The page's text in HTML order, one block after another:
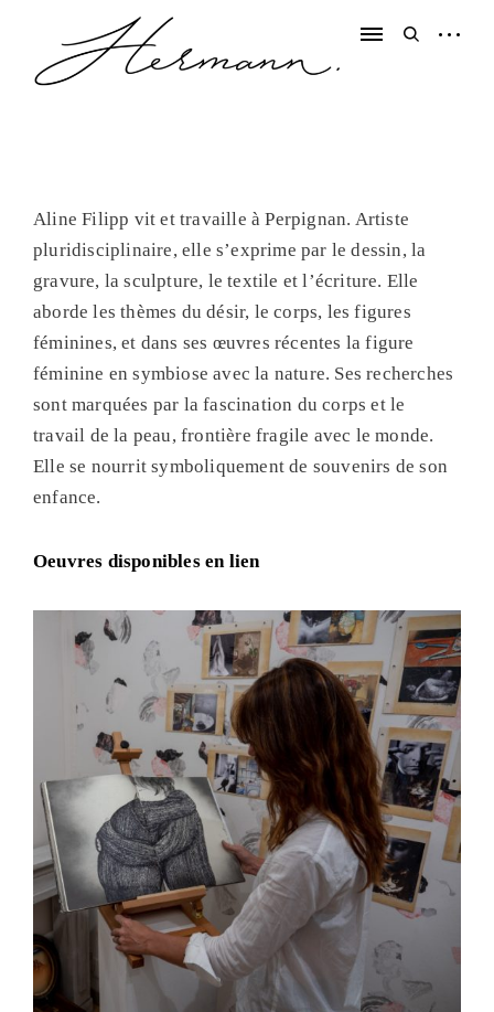
e
l
i
e
r
H
e
r
m
a
n
openopen
Aline Filipp vit et travaille à Perpignan. Artiste
pluridisciplinaire, elle s’exprime par le dessin, la
gravure, la sculpture, le textile et l’écriture. Elle
aborde les thèmes du désir, le corps, les figures
féminines, et dans ses œuvres récentes la figure
féminine en symbiose avec la nature. Ses recherches
sont marquées par la fascination du corps et le
travail de la peau, frontière fragile avec le monde.
Elle se nourrit symboliquement de souvenirs de son
enfance.
Oeuvres disponibles en lien